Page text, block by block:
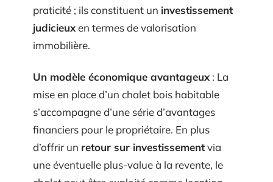
praticité ; ils constituent un investissement
judicieuxen termes de valorisation
immobilière.
Un modèle économique avantageux : La
mise en place d’un chalet bois habitable
s’accompagne d’une série d’avantages
financiers pour le propriétaire. En plus
d’offrir un retour sur investissementvia
une éventuelle plus-value à la revente, le